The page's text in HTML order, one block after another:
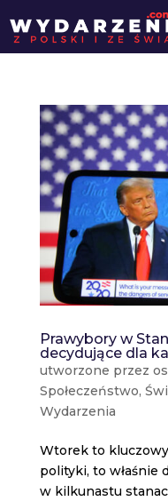
Prawybory w
decydujące dla
utworzone przez
Społeczeństwo,
Wydarzenia
Wtorek to
polityki, to właśnie
w kilkunastu